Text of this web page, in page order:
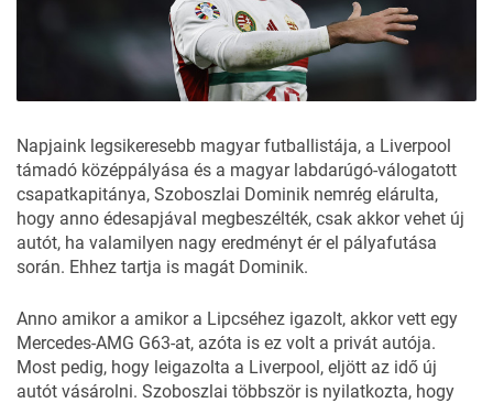
Napjaink legsikeresebb magyar futballistája, a Liverpool
támadó középpályása és a magyar labdarúgó-válogatott
csapatkapitánya, Szoboszlai Dominik nemrég elárulta,
hogy anno édesapjával megbeszélték, csak akkor vehet új
autót, ha valamilyen nagy eredményt ér el pályafutása
során. Ehhez tartja is magát Dominik.
Anno amikor a amikor a Lipcséhez igazolt, akkor vett egy
Mercedes-AMG G63-at, azóta is ez volt a privát autója.
Most pedig, hogy leigazolta a Liverpool, eljött az idő új
autót vásárolni. Szoboszlai többször is nyilatkozta, hogy